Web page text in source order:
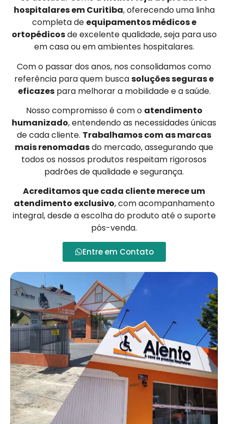
hospitalares em Curitiba, oferecendo uma linha
completa de equipamentos médicos e
ortopédicosde excelente qualidade, seja para uso
em casa ou em ambientes hospitalares.
Com o passar dos anos, nos consolidamos como
referência para quem buscasoluções seguras e
eficazespara melhorar a mobilidade e a saúde.
Nosso compromisso é com o atendimento
humanizado, entendendo as necessidades únicas
de cada cliente. Trabalhamos com as marcas
mais renomadasdo mercado, assegurando que
todos os nossos produtos respeitam rigorosos
padrões de qualidade e segurança.
Acreditamos que cada cliente merece um
atendimento exclusivo, com acompanhamento
integral, desde a escolha do produto até o suporte
pós-venda.
Entre em Contato